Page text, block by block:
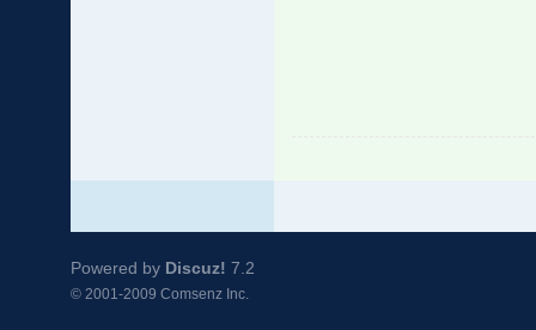
Powered by Discuz! 7.2
© 2001-2009 Comsenz Inc.